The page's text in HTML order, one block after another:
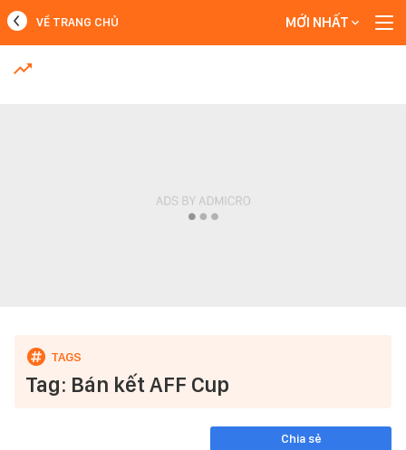
MỚI NHẤT
VỀ TRANG CHỦ MỚI NHẤT
Tag: Bán kết AFF Cup
Chia sẻ